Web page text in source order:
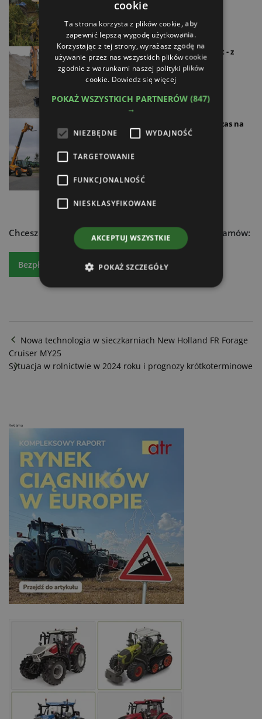
18.12.2024
Case Construction Equipment - z
optymizmem w 2025 rok
18.12.2024
Agromarket Jaryszki. Dobry czas na
inwestycje
17.03.2024
Chcesz dowiedzieć się więcej?Czytaj atr express - zamów:
Bezpłatny egzemplarz Prenumeratę
Nowa technologia w sieczkarniach New Holland FR Forage
Cruiser MY25
Sytuacja w rolnictwie w 2024 roku i prognozy krótkoterminowe
Reklama
cookie
Ta strona korzysta z plików cookie, aby
zapewnić lepszą wygodę użytkowania.
Korzystając z tej strony, wyrażasz zgodę na
używanie przez nas wszystkich plików cookie
zgodnie z warunkami naszej polityki plików
cookie. Dowiedz się więcej
POKAŻ WSZYSTKICH PARTNERÓW(847)
→
NIEZBĘDNE WYDAJNOŚĆ
TARGETOWANIE
FUNKCJONALNOŚĆ
NIESKLASYFIKOWANE
AKCEPTUJ WSZYSTKIE
POKAŻ SZCZEGÓŁY